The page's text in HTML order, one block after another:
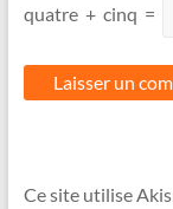
quatre + cinq =
Ce site utilise